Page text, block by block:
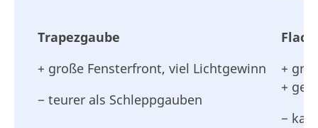
Trapezgaube
+ große Fensterfront, viel Lichtgewinn
− teurer als Schleppgauben
+
+
−